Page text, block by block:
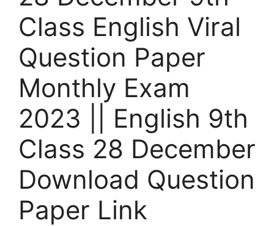
Class English Viral
Question Paper
Monthly Exam
2023 || English 9th
Class 28 December
Download Question
Paper Link